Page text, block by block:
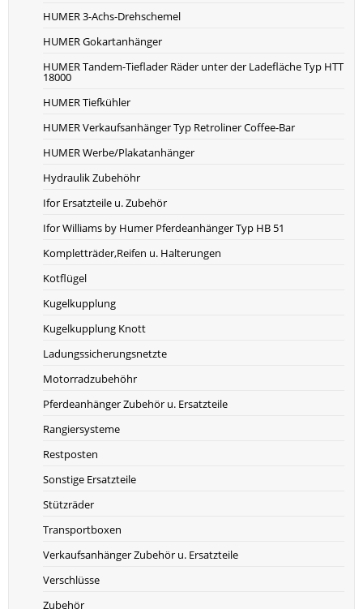
HUMER 3-Achs-Drehschemel
HUMER Gokartanhänger
HUMER Tandem-Tieflader Räder unter der Ladefläche Typ HTT
18000
HUMER Tiefkühler
HUMER Verkaufsanhänger Typ Retroliner Coffee-Bar
HUMER Werbe/Plakatanhänger
Hydraulik Zubehöhr
Ifor Ersatzteile u. Zubehör
Ifor Williams by Humer Pferdeanhänger Typ HB 51
Kompletträder,Reifen u. Halterungen
Kotflügel
Kugelkupplung
Kugelkupplung Knott
Ladungssicherungsnetzte
Motorradzubehöhr
Pferdeanhänger Zubehör u. Ersatzteile
Rangiersysteme
Restposten
Sonstige Ersatzteile
Stützräder
Transportboxen
Verkaufsanhänger Zubehör u. Ersatzteile
Verschlüsse
Zubehör